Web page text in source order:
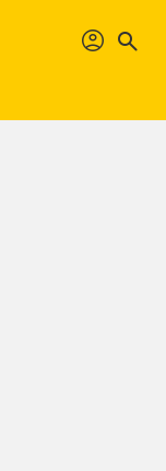
profil search